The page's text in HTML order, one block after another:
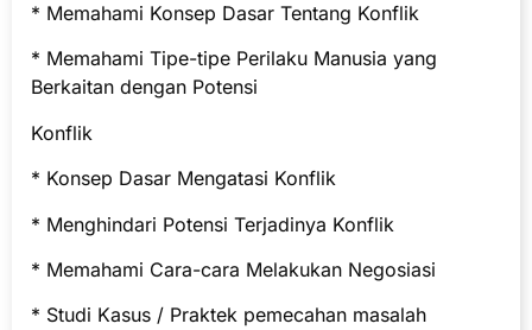
* Memahami Konsep Dasar Tentang Konflik
* Memahami Tipe-tipe Perilaku Manusia yang
Berkaitan dengan Potensi
Konflik
* Konsep Dasar Mengatasi Konflik
* Menghindari Potensi Terjadinya Konflik
* Memahami Cara-cara Melakukan Negosiasi
* Studi Kasus / Praktek pemecahan masalah